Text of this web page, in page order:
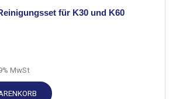
für K30 und K60
MwSt